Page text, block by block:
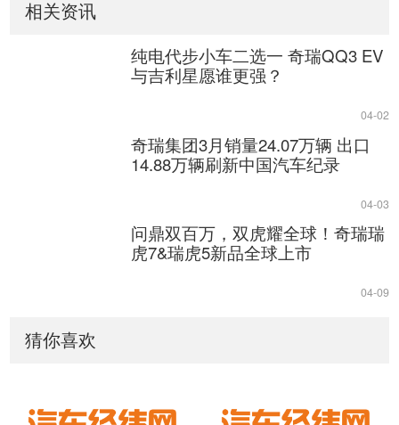
相关资讯
纯电代步小车二选一 奇瑞QQ3 EV
与吉利星愿谁更强？
04-02
奇瑞集团3月销量24.07万辆 出口
14.88万辆刷新中国汽车纪录
04-03
问鼎双百万，双虎耀全球！奇瑞瑞
虎7&瑞虎5新品全球上市
04-09
猜你喜欢